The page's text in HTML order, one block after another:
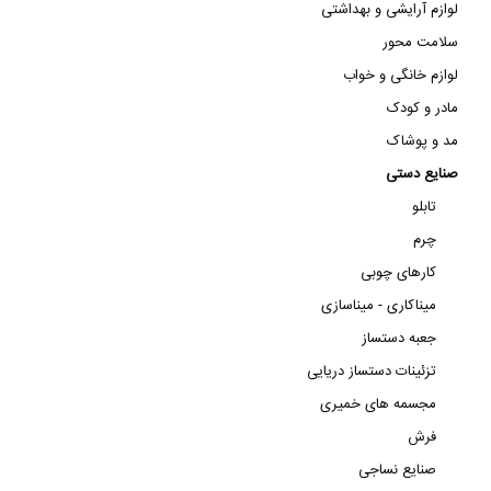
لوازم آرایشی و بهداشتی
سلامت محور
لوازم خانگی و خواب
مادر و کودک
مد و پوشاک
صنایع دستی
تابلو
چرم
کارهای چوبی
میناکاری - میناسازی
جعبه دستساز
تزئینات دستساز دریایی
مجسمه های خمیری
فرش
صنایع نساجی